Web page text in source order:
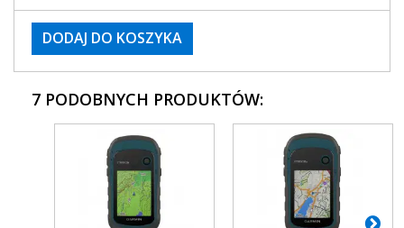
DODAJ DO KOSZYKA
7 PODOBNYCH PRODUKTÓW: